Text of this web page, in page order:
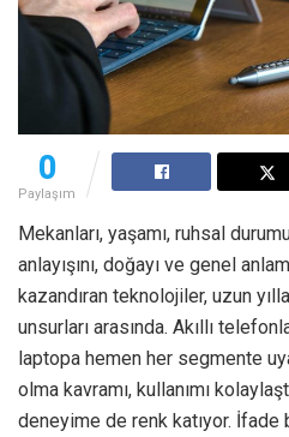
0
Paylaşım
Mekanları, yaşamı, ruhsal
anlayışını, doğayı ve genel
kazandıran teknolojiler, uzun
unsurları arasında. Akıllı
laptopa hemen her segmente
olma kavramı, kullanımı
deneyime de renk katıyor. İfade